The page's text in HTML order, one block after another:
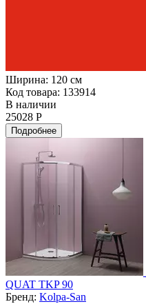
Ширина: 120 см
Код товара: 133914
В наличии
25028 Р
Подробнее
QUAT TKP 90
Бренд: Kolpa-San